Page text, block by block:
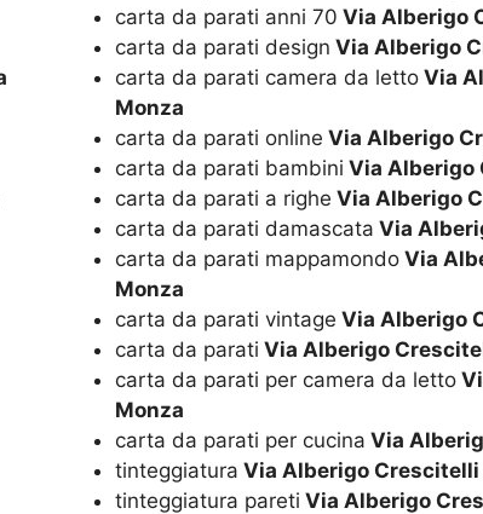
carta da parati anni 70 Via Alberigo
carta da parati design Via Alberigo
carta da parati camera da letto Via
Monza
carta da parati online Via Alberigo
carta da parati bambini Via Alberigo
carta da parati a righe Via Alberigo
carta da parati damascata Via
carta da parati mappamondo Via
Monza
carta da parati vintage Via Alberigo
carta da parati Via Alberigo
carta da parati per camera da letto
Monza
carta da parati per cucina Via
tinteggiatura Via Alberigo Crescitelli
tinteggiatura pareti Via Alberigo